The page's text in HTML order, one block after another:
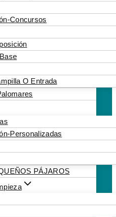
Concursos
O Entrada
Personalizadas
PÁJAROS